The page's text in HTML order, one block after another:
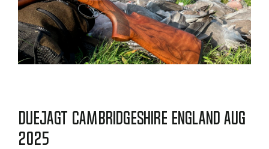
Duejagt Cambridgeshire England Aug
2025